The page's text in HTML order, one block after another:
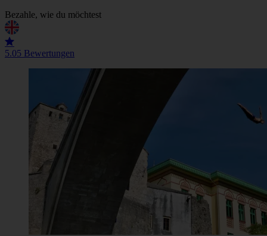
Bezahle, wie du möchtest
5.05 Bewertungen